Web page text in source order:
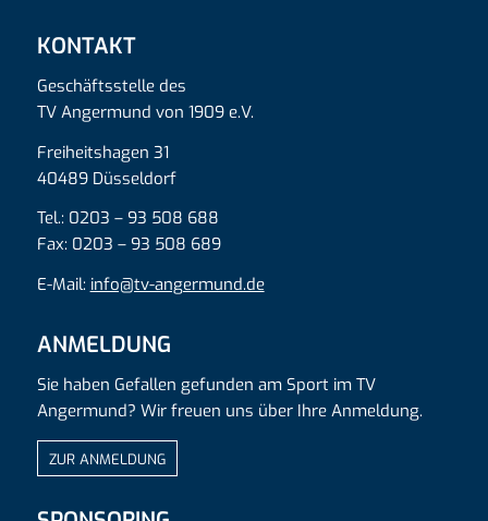
KONTAKT
Geschäftsstelle des
TV Angermund von 1909 e.V.
Freiheitshagen 31
40489 Düsseldorf
Tel.: 0203 – 93 508 688
Fax: 0203 – 93 508 689
E-Mail: info@tv-angermund.de
ANMELDUNG
Sie haben Gefallen gefunden am Sport im TV
Angermund? Wir freuen uns über Ihre Anmeldung.
ZUR ANMELDUNG